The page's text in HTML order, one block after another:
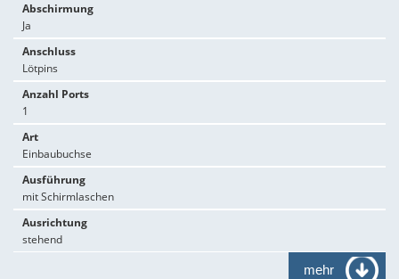
Abschirmung
Ja
Anschluss
Lötpins
Anzahl Ports
1
Art
Einbaubuchse
Ausführung
mit Schirmlaschen
Ausrichtung
stehend
mehr